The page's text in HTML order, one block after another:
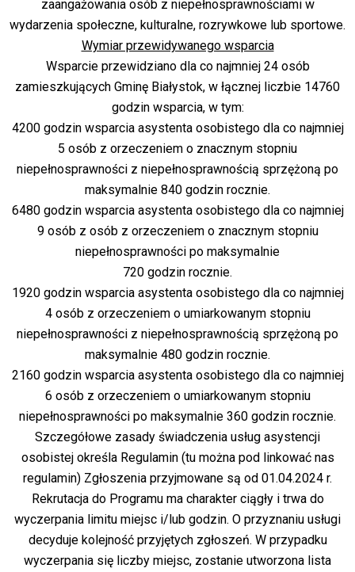
zaangażowania osób z niepełnosprawnościami w
wydarzenia społeczne, kulturalne, rozrywkowe lub sportowe.
Wymiar przewidywanego wsparcia
Wsparcie przewidziano dla co najmniej 24 osób
zamieszkujących Gminę Białystok, w łącznej liczbie 14760
godzin wsparcia, w tym:
4200 godzin wsparcia asystenta osobistego dla co najmniej
5 osób z orzeczeniem o znacznym stopniu
niepełnosprawności z niepełnosprawnością sprzężoną po
maksymalnie 840 godzin rocznie.
6480 godzin wsparcia asystenta osobistego dla co najmniej
9 osób z osób z orzeczeniem o znacznym stopniu
niepełnosprawności po maksymalnie
720 godzin rocznie.
1920 godzin wsparcia asystenta osobistego dla co najmniej
4 osób z orzeczeniem o umiarkowanym stopniu
niepełnosprawności z niepełnosprawnością sprzężoną po
maksymalnie 480 godzin rocznie.
2160 godzin wsparcia asystenta osobistego dla co najmniej
6 osób z orzeczeniem o umiarkowanym stopniu
niepełnosprawności po maksymalnie 360 godzin rocznie.
Szczegółowe zasady świadczenia usług asystencji
osobistej określa Regulamin (tu można pod linkować nas
regulamin) Zgłoszenia przyjmowane są od 01.04.2024 r.
Rekrutacja do Programu ma charakter ciągły i trwa do
wyczerpania limitu miejsc i/lub godzin. O przyznaniu usługi
decyduje kolejność przyjętych zgłoszeń. W przypadku
wyczerpania się liczby miejsc, zostanie utworzona lista